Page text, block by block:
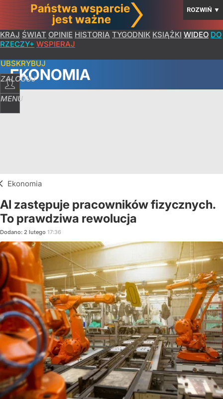
ROZWIŃ ▼
KRAJ ŚWIAT OPINIE HISTORIA TYGODNIK KSIĄŻKI WIDEO DO
RZECZY+ WSPIERAJ
ZALOGUJ
MENU
EKONOMIA
Ekonomia
AI zastępuje pracowników fizycznych.
To prawdziwa rewolucja
Dodano: 2 lutego 17:36